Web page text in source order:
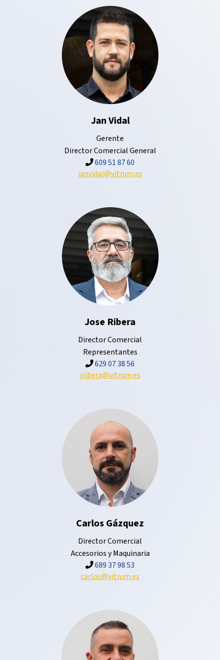
Jan Vidal
Gerente
Director Comercial General
609 51 87 60
janvidal@vitrum.es
Jose Ribera
Director Comercial
Representantes
629 07 38 56
jribera@vitrum.es
Carlos Gázquez
Director Comercial
Accesorios y Maquinaria
689 37 98 53
carlos@vitrum.es